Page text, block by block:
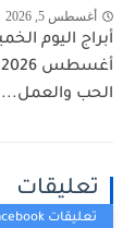
أغسطس 5, 2026
الحب والعمل...
تعليقات